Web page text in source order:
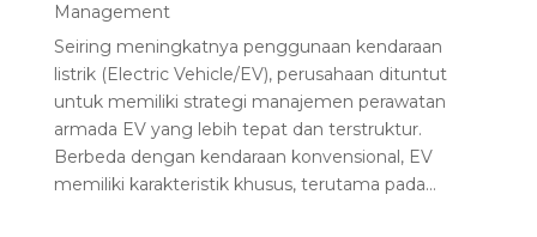
Management
Seiring meningkatnya penggunaan kendaraan
listrik (Electric Vehicle/EV), perusahaan dituntut
untuk memiliki strategi manajemen perawatan
armada EV yang lebih tepat dan terstruktur.
Berbeda dengan kendaraan konvensional, EV
memiliki karakteristik khusus, terutama pada...